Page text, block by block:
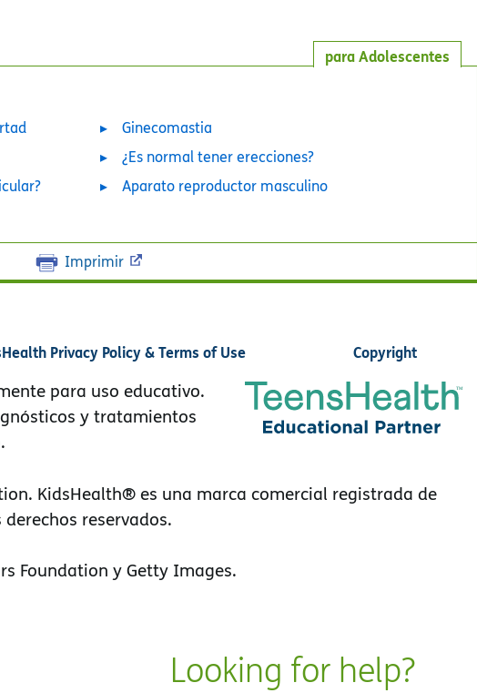
para Adolescentes
Ginecomastia
¿Es normal tener erecciones?
Aparato reproductor masculino
Imprimir
Privacy Policy & Terms of Use Copyright
para uso educativo.
y tratamientos
KidsHealth® es una marca comercial registrada de
reservados.
Foundation y Getty Images.
Looking for help?